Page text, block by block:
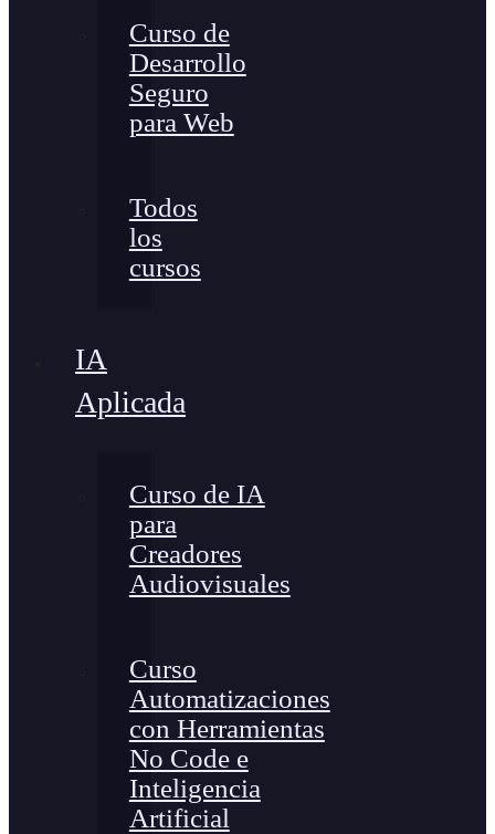
Curso de
Desarrollo
Seguro
para Web
Todos
los
cursos
IA
Aplicada
Curso de IA
para
Creadores
Audiovisuales
Curso
Automatizaciones
con Herramientas
No Code e
Inteligencia
Artificial